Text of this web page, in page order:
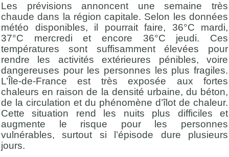
Les prévisions annoncent une semaine très
chaude dans la région capitale. Selon les données
météo disponibles, il pourrait faire, 36°C mardi,
37°C mercredi et encore 36°C jeudi. Ces
températures sont suffisamment élevées pour
rendre les activités extérieures pénibles, voire
dangereuses pour les personnes les plus fragiles.
L’Île-de-France est très exposée aux fortes
chaleurs en raison de la densité urbaine, du béton,
de la circulation et du phénomène d’îlot de chaleur.
Cette situation rend les nuits plus difficiles et
augmente le risque pour les personnes
vulnérables, surtout si l’épisode dure plusieurs
jours.